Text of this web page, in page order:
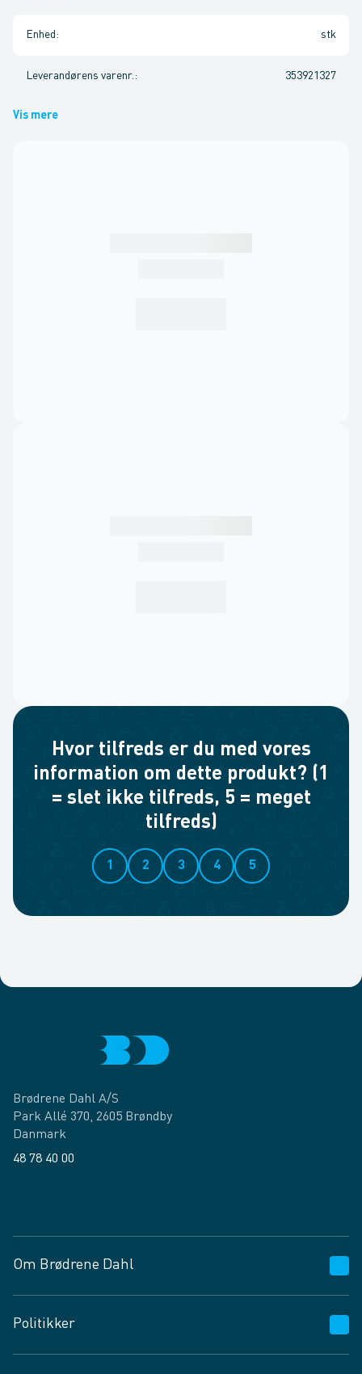
Enhed : stk
Leverandørens varenr. : 353921327
Vis mere
Hvor tilfreds er du med vores
information om dette produkt? (1
= slet ikke tilfreds, 5 = meget
tilfreds)
1 2 3 4 5
Brødrene Dahl A/S
Park Allé 370, 2605 Brøndby
Danmark
48 78 40 00
Om Brødrene Dahl
Vagttelefon 30 10 89 89
Spørgsmål og svar
Politikker